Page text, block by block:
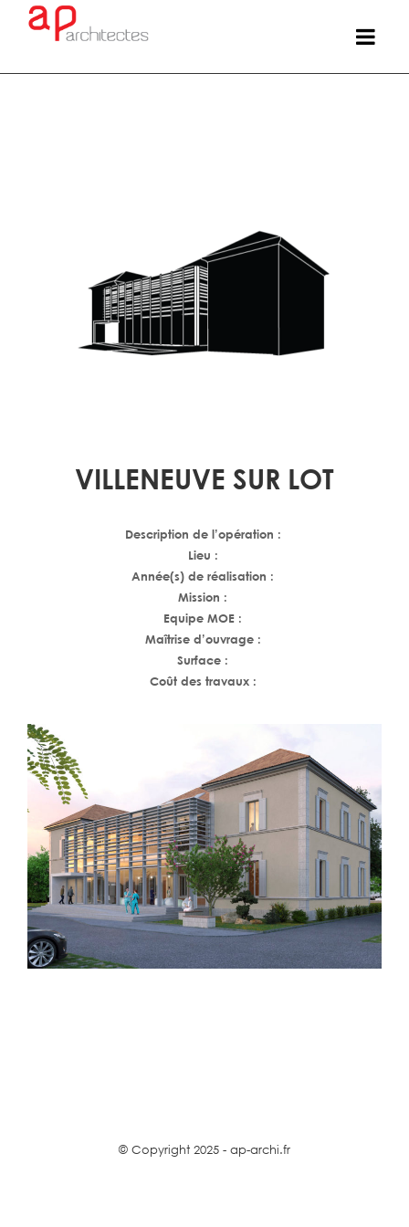
VILLENEUVE SUR LOT
Description de l’opération :
Lieu :
Année(s) de réalisation :
Mission :
Equipe MOE :
Maîtrise d’ouvrage :
Surface :
Coût des travaux :
© Copyright 2025 - ap-archi.fr